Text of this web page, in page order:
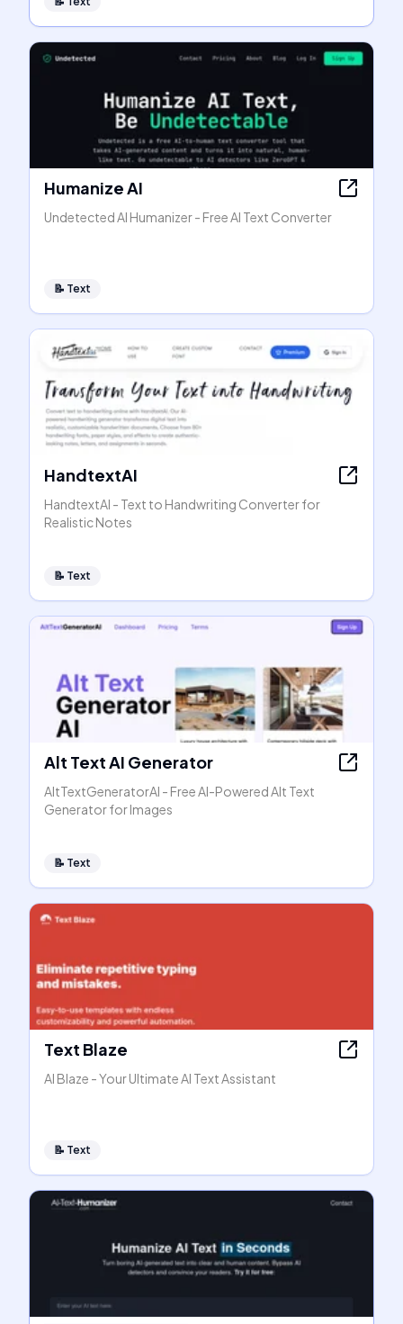
Humanize AI
Undetected AI Humanizer - Free AI Text Converter
📝 Text
HandtextAI
HandtextAI - Text to Handwriting Converter for
Realistic Notes
📝 Text
Alt Text AI Generator
AltTextGeneratorAI - Free AI-Powered Alt Text
Generator for Images
📝 Text
Text Blaze
AI Blaze - Your Ultimate AI Text Assistant
📝 Text